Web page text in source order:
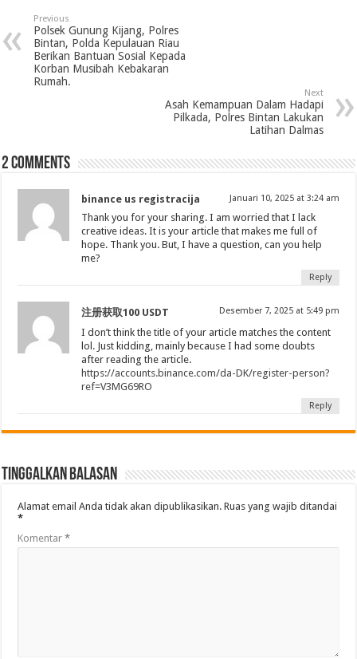
Previous
Polsek Gunung Kijang, Polres
Bintan, Polda Kepulauan Riau
Berikan Bantuan Sosial Kepada
Korban Musibah Kebakaran
Rumah.
Next
Asah Kemampuan Dalam Hadapi
Pilkada, Polres Bintan Lakukan
Latihan Dalmas
2 comments
binance us registracija Januari 10, 2025 at 3:24 am
Thank you for your sharing. I am worried that I lack
creative ideas. It is your article that makes me full of
hope. Thank you. But, I have a question, can you help
me?
Reply
注册获取100 USDT Desember 7, 2025 at 5:49 pm
I don’t think the title of your article matches the content
lol. Just kidding, mainly because I had some doubts
after reading the article.
https://accounts.binance.com/da-DK/register-person?
ref=V3MG69RO
Reply
Tinggalkan Balasan
Alamat email Anda tidak akan dipublikasikan. Ruas yang wajib ditandai
*
Komentar*